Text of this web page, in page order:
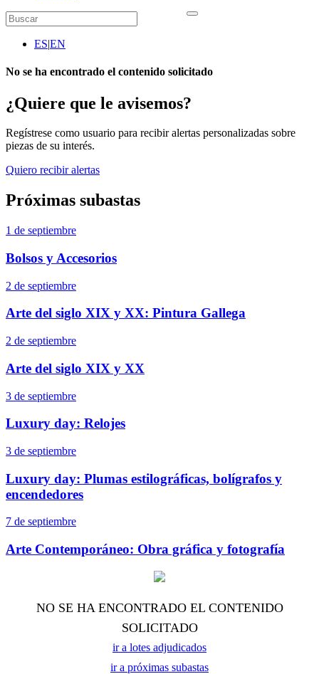
ES|EN
No se ha encontrado el contenido solicitado
¿Quiere que le avisemos?
Regístrese como usuario para recibir alertas personalizadas sobre
piezas de su interés.
Quiero recibir alertas
Próximas subastas
1 de septiembre
Bolsos y Accesorios
2 de septiembre
Arte del siglo XIX y XX: Pintura Gallega
2 de septiembre
Arte del siglo XIX y XX
3 de septiembre
Luxury day: Relojes
3 de septiembre
Luxury day: Plumas estilográficas, bolígrafos y
encendedores
7 de septiembre
Arte Contemporáneo: Obra gráfica y fotografía
NO SE HA ENCONTRADO EL CONTENIDO
SOLICITADO
ir a lotes adjudicados
ir a próximas subastas